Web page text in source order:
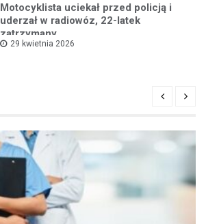
Motocyklista uciekał przed policją i
uderzał w radiowóz, 22-latek
zatrzymany
29 kwietnia 2026